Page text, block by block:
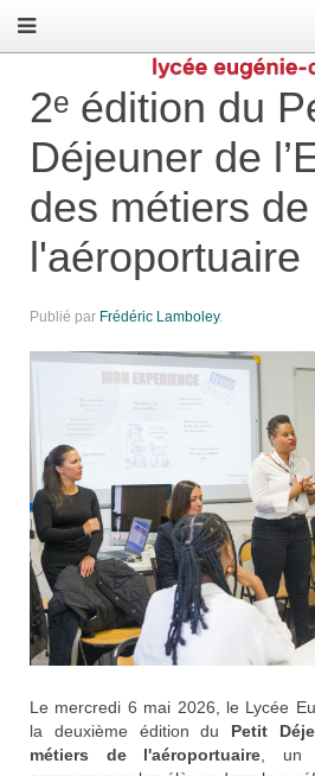
2ᵉ édition du
Déjeuner de
des métiers de
l'aéroportuaire
Publié par Frédéric Lamboley.
Le mercredi 6 mai 2026, le Lycée
la deuxième édition du Petit
métiers de l'aéroportuaire , un